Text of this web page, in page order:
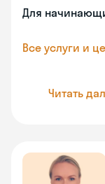
Для
Все услуги и
Читать